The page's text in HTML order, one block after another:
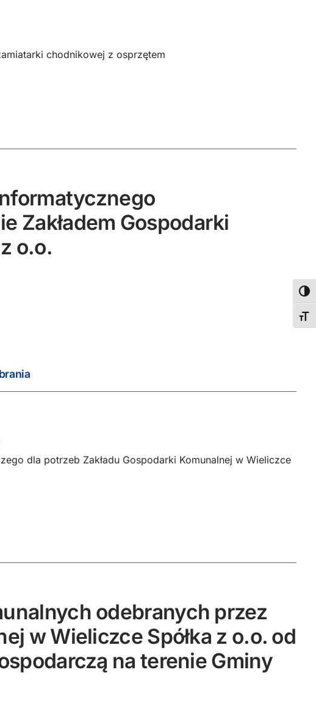
chodnikowej z osprzętem
Zakładem Gospodarki
o.o.
dla potrzeb Zakładu Gospodarki Komunalnej w Wieliczce
odebranych przez
w Wieliczce Spółka z o.o. od
na terenie Gminy